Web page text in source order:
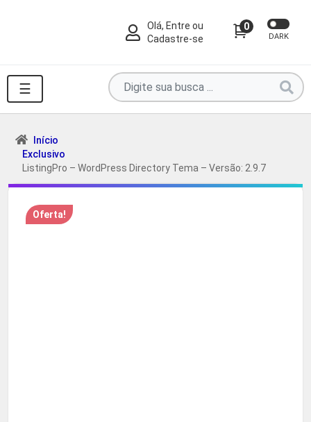
Olá, Entre ou
Cadastre-se
0
DARK
☰
Pesquise
por
produtos
Início
Exclusivo
ListingPro – WordPress Directory Tema – Versão: 2.9.7
Oferta!